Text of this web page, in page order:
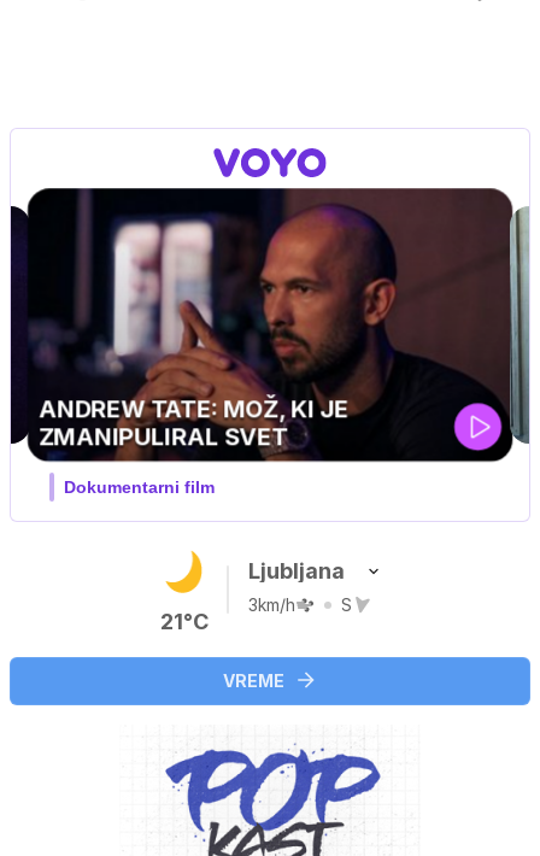
PRIJATELJ PINGVIN
meseca / družinski, pustolovski
21°C
Ljubljana
3km/h S
VREME